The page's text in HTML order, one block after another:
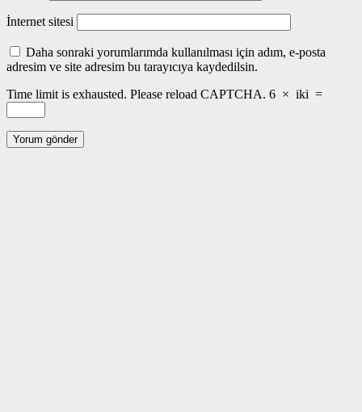
İnternet sitesi
Daha sonraki yorumlarımda kullanılması için adım, e-posta
adresim ve site adresim bu tarayıcıya kaydedilsin.
Time limit is exhausted. Please reload CAPTCHA. 6 × iki =